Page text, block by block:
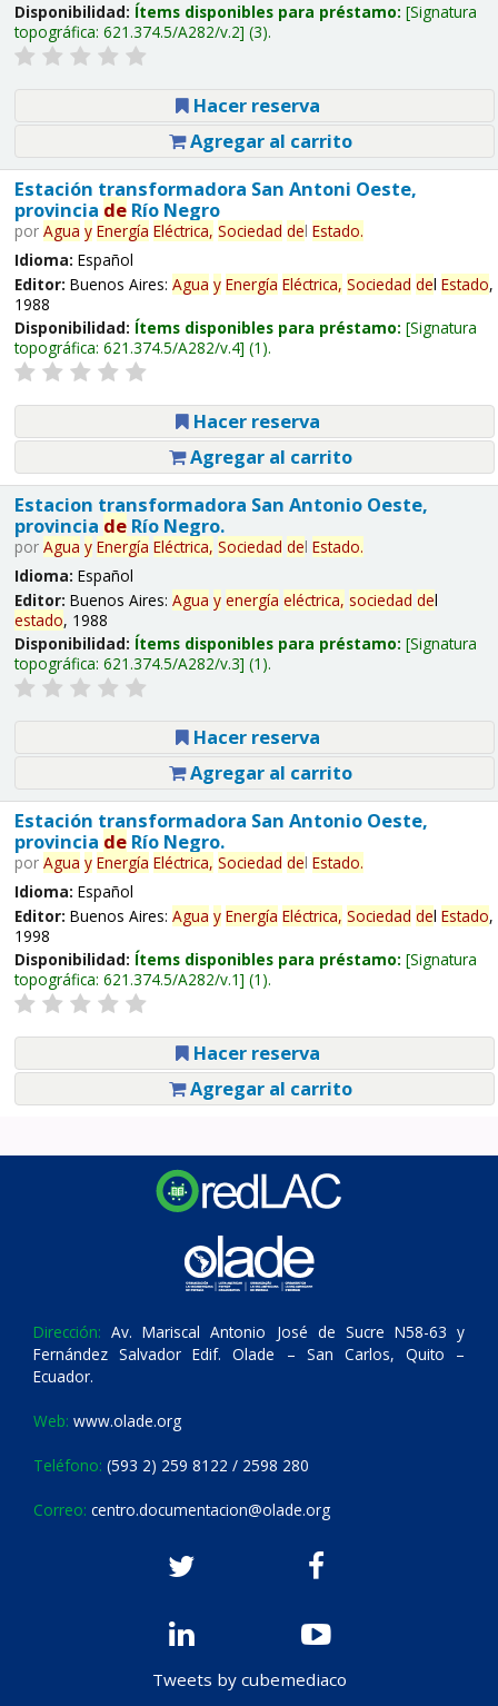
Disponibilidad: Ítems disponibles para préstamo: Signatura
topográfica: 621.374.5/A282/v.2 (3).
Hacer reserva
Agregar al carrito
Estación transformadora San Antoni Oeste,
provincia deRío Negro
por Agua y Energía Eléctrica, Sociedad del Estado.
Idioma: Español
Editor: Buenos Aires: Agua y Energía Eléctrica, Sociedad del Estado,
1988
Disponibilidad: Ítems disponibles para préstamo: Signatura
topográfica: 621.374.5/A282/v.4 (1).
Hacer reserva
Agregar al carrito
Estacion transformadora San Antonio Oeste,
provincia deRío Negro.
por Agua y Energía Eléctrica, Sociedad del Estado.
Idioma: Español
Editor: Buenos Aires: Agua y energía eléctrica, sociedad del
estado, 1988
Disponibilidad: Ítems disponibles para préstamo: Signatura
topográfica: 621.374.5/A282/v.3 (1).
Hacer reserva
Agregar al carrito
Estación transformadora San Antonio Oeste,
provincia deRío Negro.
por Agua y Energía Eléctrica, Sociedad del Estado.
Idioma: Español
Editor: Buenos Aires: Agua y Energía Eléctrica, Sociedad del Estado,
1998
Disponibilidad: Ítems disponibles para préstamo: Signatura
topográfica: 621.374.5/A282/v.1 (1).
Hacer reserva
Agregar al carrito
Dirección: Av. Mariscal Antonio José de Sucre N58-63 y
Fernández Salvador Edif. Olade – San Carlos, Quito –
Ecuador.
Web: www.olade.org
Teléfono: (593 2) 259 8122 / 2598 280
Correo: centro.documentacion@olade.org
Tweets by cubemediaco